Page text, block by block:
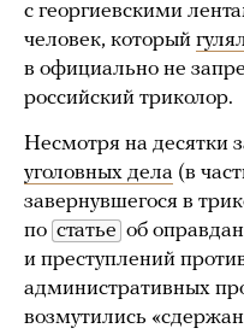
с георгиевскими
человек, который
в официально не
российский триколор.
Несмотря на десятки
уголовных дела (в
завернувшегося в
по статье об
и преступлений
административных
возмутились